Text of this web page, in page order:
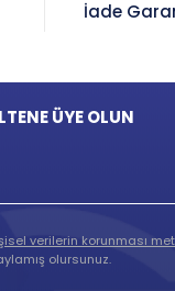
İade
ÜYE OLUN
verilerin korunması
olursunuz.